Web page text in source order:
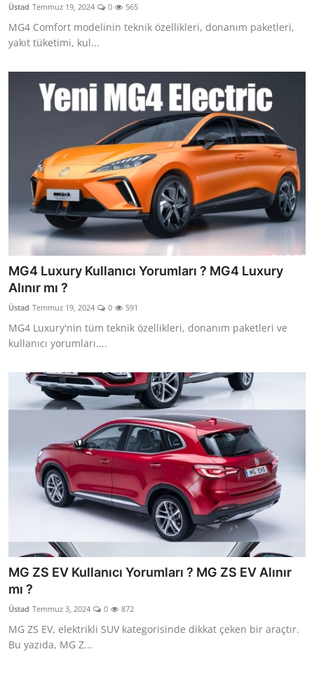
Üstad Temmuz 19, 2024 0 565
MG4 Comfort modelinin teknik özellikleri, donanım paketleri,
yakıt tüketimi, kul...
MG4 Luxury Kullanıcı Yorumları ? MG4 Luxury
Alınır mı ?
Üstad Temmuz 19, 2024 0 591
MG4 Luxury'nin tüm teknik özellikleri, donanım paketleri ve
kullanıcı yorumları....
MG ZS EV Kullanıcı Yorumları ? MG ZS EV Alınır
mı ?
Üstad Temmuz 3, 2024 0 872
MG ZS EV, elektrikli SUV kategorisinde dikkat çeken bir araçtır.
Bu yazıda, MG Z...